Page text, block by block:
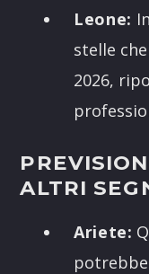
Leone:
stelle
2026,
ALTRI
Ariete: